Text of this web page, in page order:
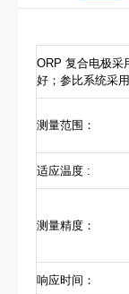
ORP 复合电极采
好；参比系统采
测量范围：
适应温度 :
测量精度：
响应时间：